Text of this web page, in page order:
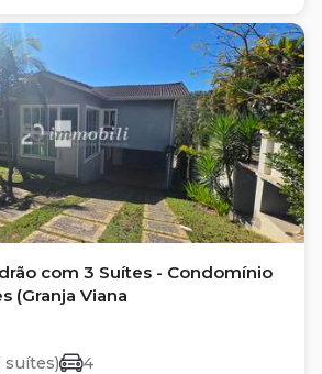
(Granja Viana
suítes) 4